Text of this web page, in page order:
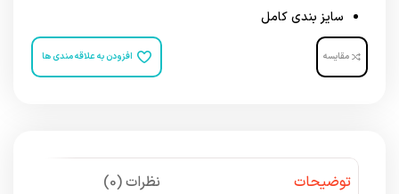
سایز بندی کامل
مقایسه افزودن به علاقه مندی ها
توضیحات نظرات (0)